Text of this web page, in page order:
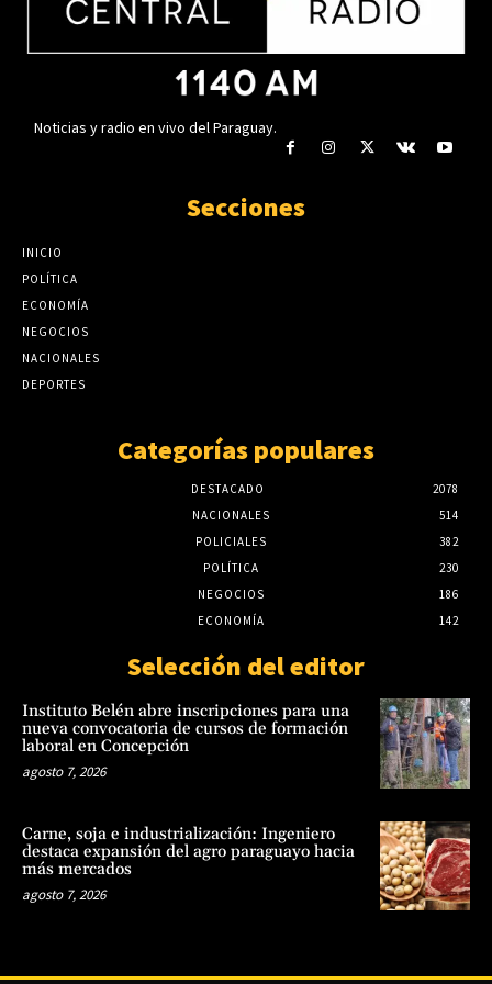
insuficiente
Noticias y radio en vivo del Paraguay.
Secciones
INICIO
POLÍTICA
ECONOMÍA
NEGOCIOS
NACIONALES
DEPORTES
Categorías populares
DESTACADO
2078
NACIONALES
514
POLICIALES
382
POLÍTICA
230
NEGOCIOS
186
ECONOMÍA
142
Selección del editor
Instituto Belén abre inscripciones para una
nueva convocatoria de cursos de formación
laboral en Concepción
agosto 7, 2026
Carne, soja e industrialización: Ingeniero
destaca expansión del agro paraguayo hacia
más mercados
agosto 7, 2026